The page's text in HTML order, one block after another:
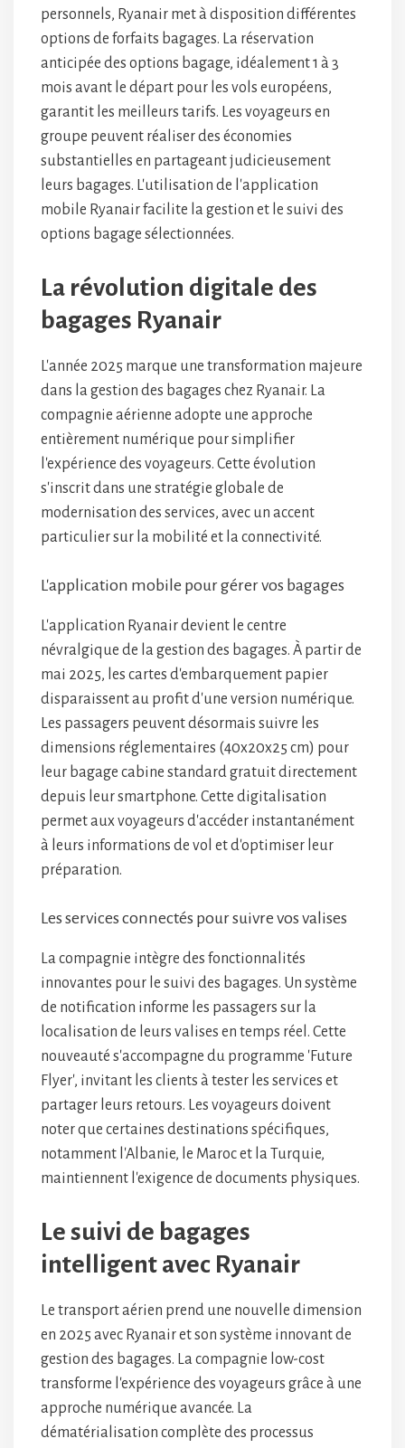
personnels, Ryanair met à disposition différentes
options de forfaits bagages. La réservation
anticipée des options bagage, idéalement 1 à 3
mois avant le départ pour les vols européens,
garantit les meilleurs tarifs. Les voyageurs en
groupe peuvent réaliser des économies
substantielles en partageant judicieusement
leurs bagages. L'utilisation de l'application
mobile Ryanair facilite la gestion et le suivi des
options bagage sélectionnées.
La révolution digitale des
bagages Ryanair
L'année 2025 marque une transformation majeure
dans la gestion des bagages chez Ryanair. La
compagnie aérienne adopte une approche
entièrement numérique pour simplifier
l'expérience des voyageurs. Cette évolution
s'inscrit dans une stratégie globale de
modernisation des services, avec un accent
particulier sur la mobilité et la connectivité.
L'application mobile pour gérer vos bagages
L'application Ryanair devient le centre
névralgique de la gestion des bagages. À partir de
mai 2025, les cartes d'embarquement papier
disparaissent au profit d'une version numérique.
Les passagers peuvent désormais suivre les
dimensions réglementaires (40x20x25 cm) pour
leur bagage cabine standard gratuit directement
depuis leur smartphone. Cette digitalisation
permet aux voyageurs d'accéder instantanément
à leurs informations de vol et d'optimiser leur
préparation.
Les services connectés pour suivre vos valises
La compagnie intègre des fonctionnalités
innovantes pour le suivi des bagages. Un système
de notification informe les passagers sur la
localisation de leurs valises en temps réel. Cette
nouveauté s'accompagne du programme 'Future
Flyer', invitant les clients à tester les services et
partager leurs retours. Les voyageurs doivent
noter que certaines destinations spécifiques,
notamment l'Albanie, le Maroc et la Turquie,
maintiennent l'exigence de documents physiques.
Le suivi de bagages
intelligent avec Ryanair
Le transport aérien prend une nouvelle dimension
en 2025 avec Ryanair et son système innovant de
gestion des bagages. La compagnie low-cost
transforme l'expérience des voyageurs grâce à une
approche numérique avancée. La
dématérialisation complète des processus